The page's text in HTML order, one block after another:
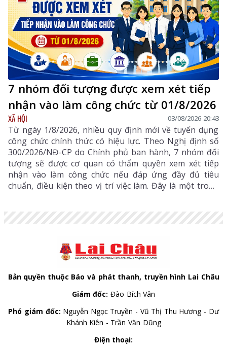
7 nhóm đối tượng được xem xét tiếp
nhận vào làm công chức từ 01/8/2026
XÃ HỘI 03/08/2026 20:43
Từ ngày 1/8/2026, nhiều quy định mới về tuyển dụng
công chức chính thức có hiệu lực. Theo Nghị định số
300/2026/NĐ-CP do Chính phủ ban hành, 7 nhóm đối
tượng sẽ được cơ quan có thẩm quyền xem xét tiếp
nhận vào làm công chức nếu đáp ứng đầy đủ tiêu
chuẩn, điều kiện theo vị trí việc làm. Đây là một trong
Bản quyền thuộc Báo và phát thanh, truyền hình Lai Châu
Giám đốc: Đào Bích Vân
Phó giám đốc: Nguyễn Ngọc Truyền - Vũ Thị Thu Hương - Dư
Khánh Kiên - Trần Văn Dũng
Điện thoại: